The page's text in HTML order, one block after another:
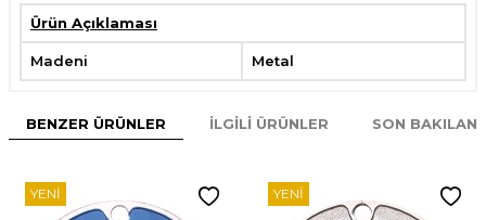
Ürün Açıklaması
Madeni Metal
BENZER ÜRÜNLER İLGILI ÜRÜNLER SON
YENI YENI